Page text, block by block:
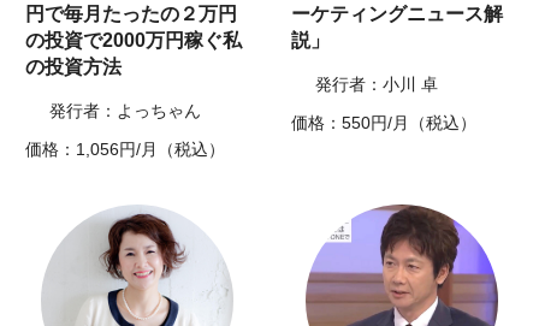
円で毎月たったの２万円
の投資で2000万円稼ぐ私
の投資方法
発行者：よっちゃん
価格：1,056円/月（税込）
ーケティングニュース解
説」
発行者：小川 卓
価格：550円/月（税込）